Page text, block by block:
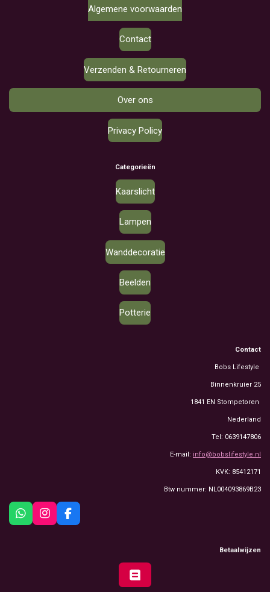
Algemene voorwaarden
Contact
Verzenden & Retourneren
Over ons
Privacy Policy
Categorieën
Kaarslicht
Lampen
Wanddecoratie
Beelden
Potterie
Contact
Bobs Lifestyle
Binnenkruier 25
1841 EN Stompetoren
Nederland
Tel: 0639147806
E-mail: info@bobslifestyle.nl
KVK: 85412171
Btw nummer: NL004093869B23
W
h
I
n
F
a
Betaalwijzen